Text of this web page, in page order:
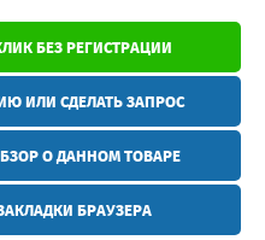
БЕЗ РЕГИСТРАЦИИ
ИЛИ СДЕЛАТЬ ЗАПРОС
О ДАННОМ ТОВАРЕ
БРАУЗЕРА